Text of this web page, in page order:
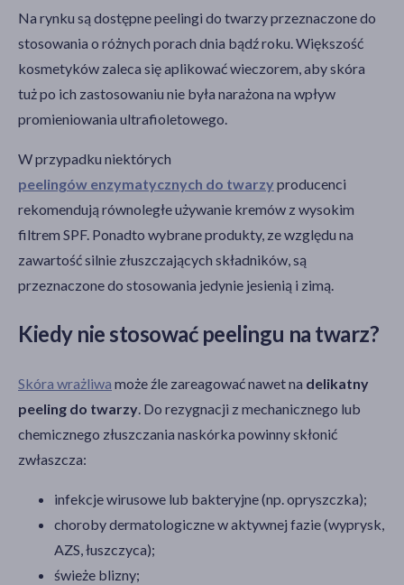
Na rynku są dostępne peelingi do twarzy przeznaczone do
stosowania o różnych porach dnia bądź roku. Większość
kosmetyków zaleca się aplikować wieczorem, aby skóra
tuż po ich zastosowaniu nie była narażona na wpływ
promieniowania ultrafioletowego.
W przypadku niektórych
peelingów enzymatycznych do twarzy producenci
rekomendują równoległe używanie kremów z wysokim
filtrem SPF. Ponadto wybrane produkty, ze względu na
zawartość silnie złuszczających składników, są
przeznaczone do stosowania jedynie jesienią i zimą.
Kiedy nie stosować peelingu na twarz?
Skóra wrażliwa może źle zareagować nawet na delikatny
peeling do twarzy. Do rezygnacji z mechanicznego lub
chemicznego złuszczania naskórka powinny skłonić
zwłaszcza:
infekcje wirusowe lub bakteryjne (np. opryszczka);
choroby dermatologiczne w aktywnej fazie (wyprysk,
AZS, łuszczyca);
świeże blizny;